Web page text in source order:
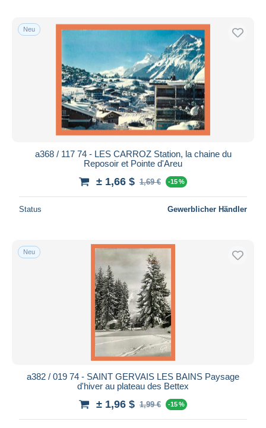
Neu
a368 / 117 74 - LES CARROZ Station, la chaine du
Reposoir et Pointe d'Areu
± 1,66 $ 1,69 € -15 %
Status Gewerblicher Händler
Neu
a382 / 019 74 - SAINT GERVAIS LES BAINS Paysage
d'hiver au plateau des Bettex
± 1,96 $ 1,99 € -15 %